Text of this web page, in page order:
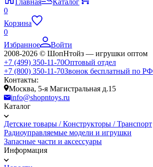
0
Корзина
0
Избранное
Войти
2008-2026 © ШопНтойз — игрушки оптом
+7 (499) 350-11-70Оптовый отдел
+7 (800) 350-11-70Звонок бесплатный по РФ
Контакты:
Москва, 5-я Магистральная д.15
info@shopntoys.ru
Каталог
Детские товары / Конструкторы / Транспорт
Радиоуправляемые модели и игрушки
Запасные части и аксессуары
Информация